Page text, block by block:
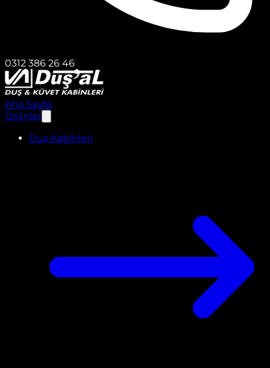
0312 386 26 46
Ana Sayfa
Ürünler
Duş Kabinleri